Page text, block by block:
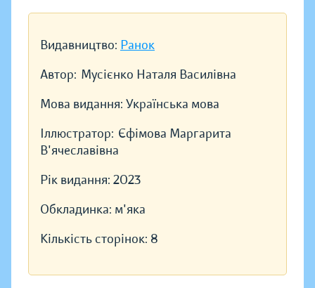
Видавництво: Ранок
Автор: Мусієнко Наталя Василівна
Мова видання: Українська мова
Іллюстратор: Єфімова Маргарита
В'ячеславівна
Рік видання: 2023
Обкладинка: м'яка
Кількість сторінок: 8